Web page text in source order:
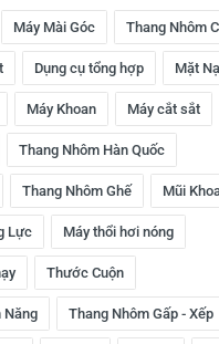
Máy Mài Góc Thang Nhôm
Dụng cụ tổng hợp Mặt
Máy Khoan Máy cắt sắt
Thang Nhôm Hàn Quốc
Thang Nhôm Ghế Mũi
Lực Máy thổi hơi nóng
Thước Cuộn
Năng Thang Nhôm Gấp - Xếp